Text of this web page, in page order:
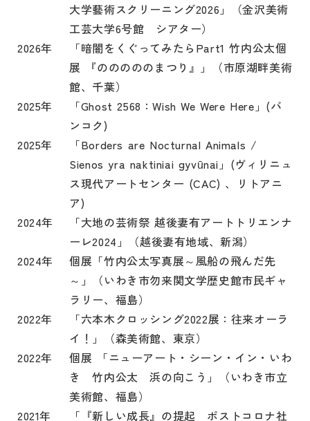
大学藝術スクリーニング2026」（金沢美術
工芸大学6号館 シアター）
2026年
「暗闇をくぐってみたらPart1 竹内公太個
展 『のののののまつり』」（市原湖畔美術
館、千葉）
2025年
「Ghost 2568：Wish We Were Here」(バ
ンコク)
2025年
「Borders are Nocturnal Animals /
Sienos yra naktiniai gyvūnai」(ヴィリニュ
ス現代アートセンター (CAC) 、リトアニ
ア)
2024年
「大地の芸術祭 越後妻有アートトリエンナ
ーレ2024」（越後妻有地域、新潟）
2024年
個展「竹内公太写真展～風船の飛んだ先
～」（いわき市勿来関文学歴史館市民ギャ
ラリー、福島）
2022年
「六本木クロッシング2022展：往来オーラ
イ！」（森美術館、東京）
2022年
個展 「ニューアート・シーン・イン・いわ
き 竹内公太 浜の向こう」（いわき市立
美術館、福島）
2021年
「 『新しい成長』の提起 ポストコロナ社